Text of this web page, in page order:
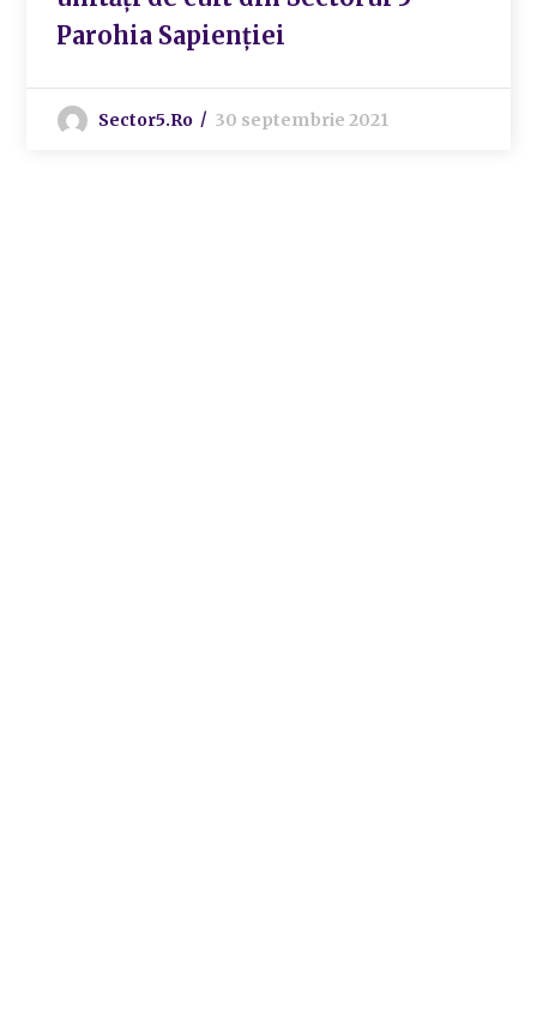
Parohia Sapienției
Sector5.ro 30 septembrie 2021